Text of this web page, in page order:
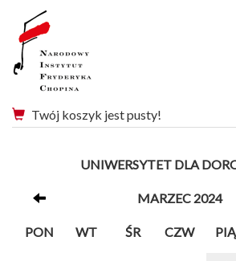
Twój koszyk jest pusty!
UNIWERSYTET DLA
MARZEC 2024
PON WT ŚR CZW PIĄ